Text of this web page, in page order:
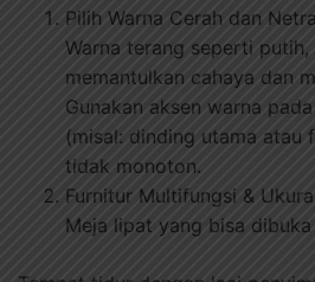
Pilih Warna Cerah dan
Warna terang seperti
memantulkan cahaya dan
Gunakan aksen warna
(misal: dinding utama atau
tidak monoton.
Furnitur Multifungsi &
Meja lipat yang bisa